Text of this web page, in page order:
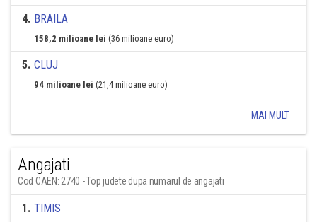
4. BRAILA
158,2 milioane lei (36 milioane euro)
5. CLUJ
94 milioane lei (21,4 milioane euro)
MAI MULT
Angajati
Cod CAEN: 2740 - Top judete dupa numarul de angajati
1. TIMIS